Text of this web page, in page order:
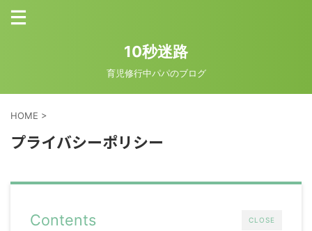
10秒迷路
育児修行中パパのブログ
HOME >
プライバシーポリシー
CLOSE
Contents